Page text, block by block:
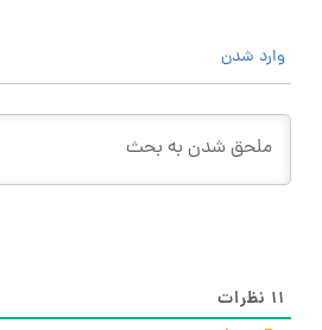
وارد شدن
۱۱ نظرات